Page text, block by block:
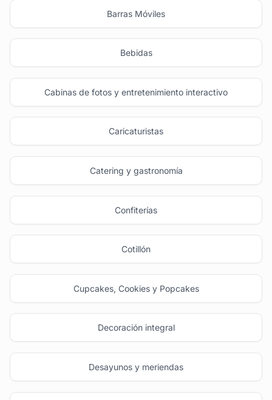
Barras Móviles
Bebidas
Cabinas de fotos y entretenimiento interactivo
Caricaturistas
Catering y gastronomía
Confiterías
Cotillón
Cupcakes, Cookies y Popcakes
Decoración integral
Desayunos y meriendas